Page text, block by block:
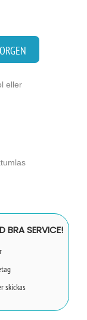
eller
BRA SERVICE!
skickas